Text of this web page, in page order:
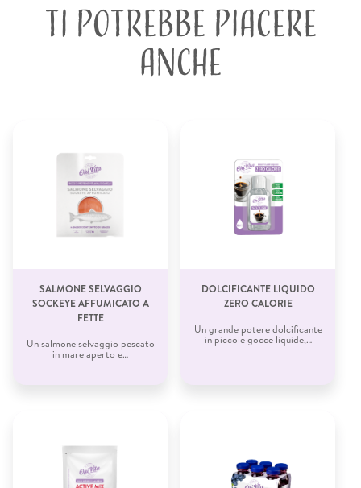
TI POTREBBE PIACERE
ANCHE
SALMONE SELVAGGIO
SOCKEYE AFFUMICATO A
FETTE
Un salmone selvaggio pescato
in mare aperto e…
DOLCIFICANTE LIQUIDO
ZERO CALORIE
Un grande potere dolcificante
in piccole gocce liquide,…